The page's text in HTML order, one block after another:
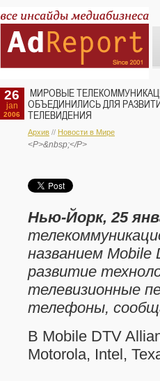
26
jan
2006
МИРОВЫЕ
ОБЪЕДИНИЛИСЬ ДЛЯ
ТЕЛЕВИДЕНИЯ
Архив // Новости в Мире
<P>&nbsp;</P>
Нью-Йорк, 25
названием Mobile
развитие
телевизионные
телефоны,
В Mobile DTV
Motorola, Intel,